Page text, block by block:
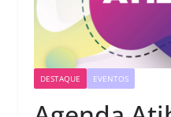
DESTAQUE EVENTOS